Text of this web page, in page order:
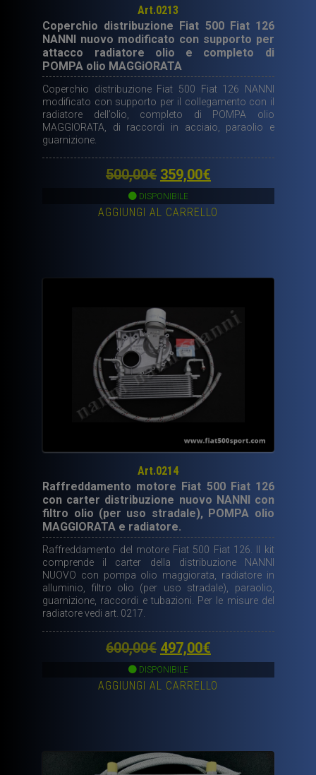
Art.0213
Coperchio distribuzione Fiat 500 Fiat 126
NANNI nuovo modificato con supporto per
attacco radiatore olio e completo di
POMPA olio MAGGiORATA
Coperchio distribuzione Fiat 500 Fiat 126 NANNI
modificato con supporto per il collegamento con il
radiatore dell’olio, completo di POMPA olio
MAGGIORATA, di raccordi in acciaio, paraolio e
guarnizione.
500,00€ Il
prezzo
originale
359,00€Il
attuale
DISPONIBILE
AGGIUNGI AL CARRELLO
Art.0214
Raffreddamento motore Fiat 500 Fiat 126
con carter distribuzione nuovo NANNI con
filtro olio (per uso stradale), POMPA olio
MAGGIORATA e radiatore.
Raffreddamento del motore Fiat 500 Fiat 126. Il kit
comprende il carter della distribuzione NANNI
NUOVO con pompa olio maggiorata, radiatore in
alluminio, filtro olio (per uso stradale), paraolio,
guarnizione, raccordi e tubazioni. Per le misure del
radiatore vedi art. 0217.
600,00€ Il
prezzo
originale
497,00€Il
attuale
DISPONIBILE
AGGIUNGI AL CARRELLO